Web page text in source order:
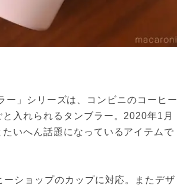
」シリーズは、コンビニのコーヒー
入れられるタンブラー。2020年1月
いへん話題になっているアイテムで
ショップのカップに対応。またデザ